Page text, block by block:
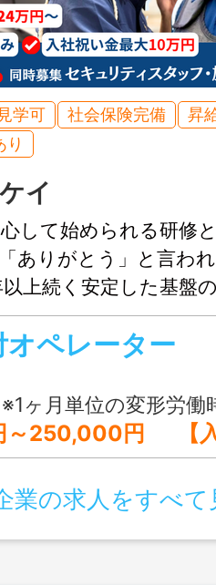
見学可 社会保険完備
昇
り
イ
して始められる研修
ありがとう」と言わ
上続く安定した基盤
実の福利厚生で、長
今なら最大10万円の
オペレーター
ヶ月単位の変形労働
、子ども2人 残業：21時間（シフト上、月約1回分の出勤が休日出勤として換算） 深夜時間：33時間 の場合 基本給：195,000円 職能給：5,000円 通
業の求人をすべて